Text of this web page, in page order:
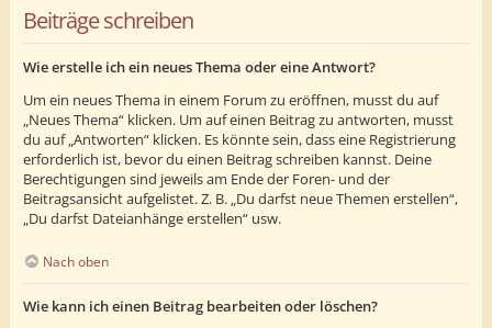
Beiträge schreiben
Wie erstelle ich ein neues Thema oder eine Antwort?
Um ein neues Thema in einem Forum zu eröffnen, musst du auf
„Neues Thema“ klicken. Um auf einen Beitrag zu antworten, musst
du auf „Antworten“ klicken. Es könnte sein, dass eine Registrierung
erforderlich ist, bevor du einen Beitrag schreiben kannst. Deine
Berechtigungen sind jeweils am Ende der Foren- und der
Beitragsansicht aufgelistet. Z. B. „Du darfst neue Themen erstellen“,
„Du darfst Dateianhänge erstellen“ usw.
Nach oben
Wie kann ich einen Beitrag bearbeiten oder löschen?